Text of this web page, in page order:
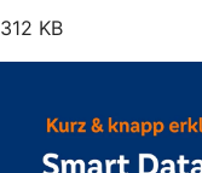
312 KB